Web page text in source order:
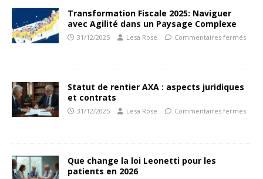
Transformation Fiscale 2025: Naviguer
avec Agilité dans un Paysage Complexe
31/12/2025 Lesa Rose Commentaires fermés
Statut de rentier AXA : aspects juridiques
et contrats
31/12/2025 Lesa Rose Commentaires fermés
Que change la loi Leonetti pour les
patients en 2026